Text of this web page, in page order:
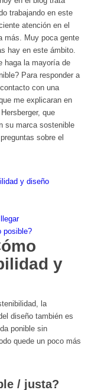
trabajando en este
atención en el
más. Muy poca gente
hay en este ámbito.
haga la mayoría de
Para responder a
con una
me explicaran en
que
su marca sostenible
sobre el
y diseño
posible?
y
la
diseño también es
ponible sin
quede un poco más
/ justa?